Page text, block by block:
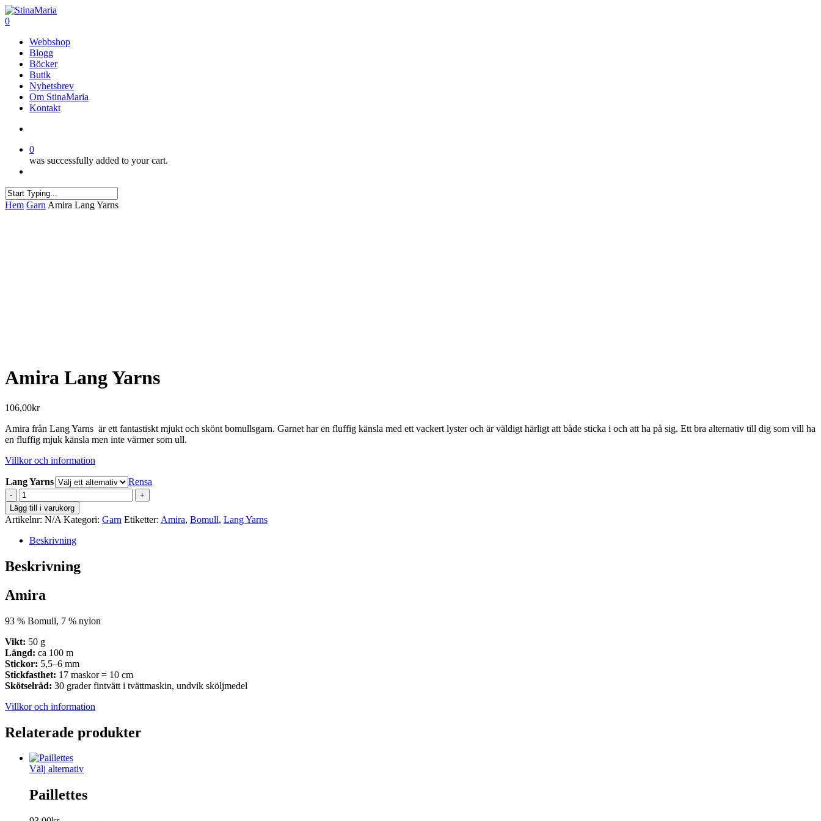
Skip
to
content
search
0
Webbshop
Blogg
Böcker
Butik
Nyhetsbrev
Om StinaMaria
Kontakt
0
was successfully added to your cart.
Close
Hem Garn Amira Lang Yarns
Amira Lang Yarns
106,00kr
Amira från Lang Yarns är ett fantastiskt mjukt och skönt bomullsgarn. Garnet har en fluffig känsla med ett vackert lyster och är väldigt härligt att både sticka i och att ha på sig. Ett bra alternativ till dig som vill ha
en fluffig mjuk känsla men inte värmer som ull.
Villkor och information
Lang Yarns
Rensa
Amira
Lang
Yarns
mängd
Lägg till i varukorg
Artikelnr: N/A Kategori: Garn Etiketter: Amira, Bomull, Lang Yarns
Beskrivning
Beskrivning
Amira
93 % Bomull, 7 % nylon
Vikt: 50 g
Längd: ca 100 m
Stickor: 5,5–6 mm
Stickfasthet: 17 maskor = 10 cm
Skötselråd: 30 grader fintvätt i tvättmaskin, undvik sköljmedel
Villkor och information
Relaterade produkter
Välj alternativDen
produkten
har
Paillettes